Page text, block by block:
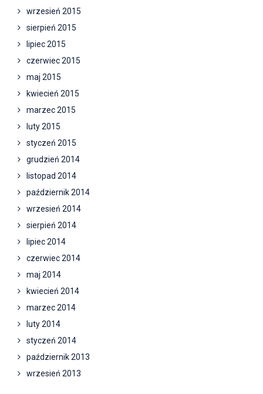
wrzesień 2015
sierpień 2015
lipiec 2015
czerwiec 2015
maj 2015
kwiecień 2015
marzec 2015
luty 2015
styczeń 2015
grudzień 2014
listopad 2014
październik 2014
wrzesień 2014
sierpień 2014
lipiec 2014
czerwiec 2014
maj 2014
kwiecień 2014
marzec 2014
luty 2014
styczeń 2014
październik 2013
wrzesień 2013